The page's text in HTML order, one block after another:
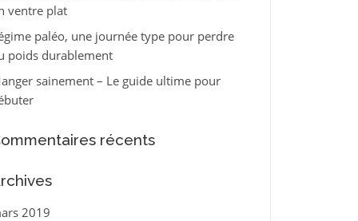
ventre plat
paléo, une journée type pour perdre
poids durablement
sainement – Le guide ultime pour
récents
2019